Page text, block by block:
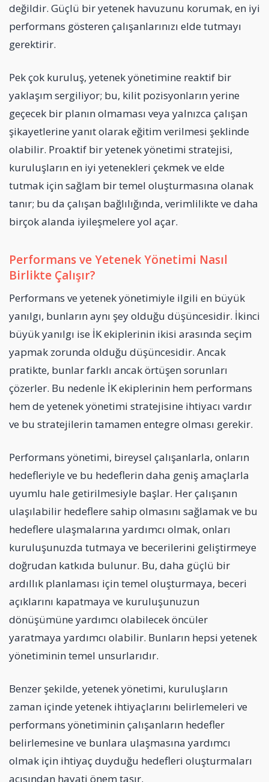
değildir. Güçlü bir yetenek havuzunu korumak, en iyi
performans gösteren çalışanlarınızı elde tutmayı
gerektirir.
Pek çok kuruluş, yetenek yönetimine reaktif bir
yaklaşım sergiliyor; bu, kilit pozisyonların yerine
geçecek bir planın olmaması veya yalnızca çalışan
şikayetlerine yanıt olarak eğitim verilmesi şeklinde
olabilir. Proaktif bir yetenek yönetimi stratejisi,
kuruluşların en iyi yetenekleri çekmek ve elde
tutmak için sağlam bir temel oluşturmasına olanak
tanır; bu da çalışan bağlılığında, verimlilikte ve daha
birçok alanda iyileşmelere yol açar.
Performans ve Yetenek Yönetimi Nasıl
Birlikte Çalışır?
Performans ve yetenek yönetimiyle ilgili en büyük
yanılgı, bunların aynı şey olduğu düşüncesidir. İkinci
büyük yanılgı ise İK ekiplerinin ikisi arasında seçim
yapmak zorunda olduğu düşüncesidir. Ancak
pratikte, bunlar farklı ancak örtüşen sorunları
çözerler. Bu nedenle İK ekiplerinin hem performans
hem de yetenek yönetimi stratejisine ihtiyacı vardır
ve bu stratejilerin tamamen entegre olması gerekir.
Performans yönetimi, bireysel çalışanlarla, onların
hedefleriyle ve bu hedeflerin daha geniş amaçlarla
uyumlu hale getirilmesiyle başlar. Her çalışanın
ulaşılabilir hedeflere sahip olmasını sağlamak ve bu
hedeflere ulaşmalarına yardımcı olmak, onları
kuruluşunuzda tutmaya ve becerilerini geliştirmeye
doğrudan katkıda bulunur. Bu, daha güçlü bir
ardıllık planlaması için temel oluşturmaya, beceri
açıklarını kapatmaya ve kuruluşunuzun
dönüşümüne yardımcı olabilecek öncüler
yaratmaya yardımcı olabilir. Bunların hepsi yetenek
yönetiminin temel unsurlarıdır.
Benzer şekilde, yetenek yönetimi, kuruluşların
zaman içinde yetenek ihtiyaçlarını belirlemeleri ve
performans yönetiminin çalışanların hedefler
belirlemesine ve bunlara ulaşmasına yardımcı
olmak için ihtiyaç duyduğu hedefleri oluşturmaları
açısından hayati önem taşır.